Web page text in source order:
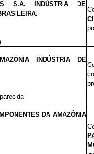
S.A. INDÚSTRIA DE
INDÚSTRIA DE
DA AMAZÔNIA